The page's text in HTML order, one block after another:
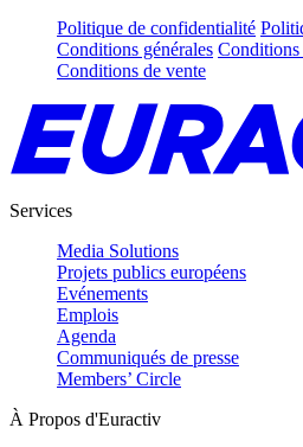
Politique de confidentialité
Conditions générales Conditions
Conditions de vente
Services
Media Solutions
Projets publics européens
Evénements
Emplois
Agenda
Communiqués de presse
Members’ Circle
À Propos d'Euractiv